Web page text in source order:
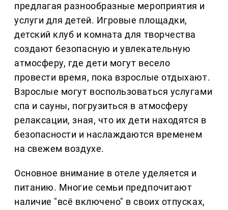
предлагая разнообразные мероприятия и
услуги для детей. Игровые площадки,
детский клуб и комната для творчества
создают безопасную и увлекательную
атмосферу, где дети могут весело
провести время, пока взрослые отдыхают.
Взрослые могут воспользоваться услугами
спа и сауны, погрузиться в атмосферу
релаксации, зная, что их дети находятся в
безопасности и наслаждаются временем
на свежем воздухе.
Основное внимание в отеле уделяется и
питанию. Многие семьи предпочитают
наличие "всё включено" в своих отпусках,